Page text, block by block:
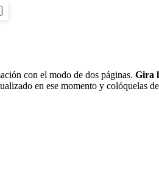
con el modo de dos páginas. Gira
en ese momento y colóquelas